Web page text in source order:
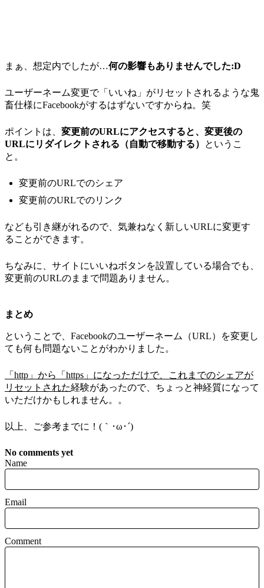
まぁ、想定内でしたが…何の影響もありませんでした:D
ユーザーネーム変更で「いいね」がリセットされるような鬼
畜仕様にFacebookがするはずないですからね。笑
ポイントは、 変更前のURLにアクセスすると、変更後の
URLにリダイレクトされる（自動で移動する）
というこ
と。
変更前のURLでのシェア
変更前のURLでのリンク
なども引き継がれるので、気兼ねなく新しいURLに変更す
ることができます。
ちなみに、サイトにいいねボタンを設置している場合でも、
変更前のURLのままで問題ありません。
まとめ
ということで、Facebookのユーザーネーム（URL）を変更し
ても何も問題ないことがわかりました。
「http」から「https」になっただけで、これまでのシェアが
リセットされた経験があったので、ちょっと神経質になって
いただけかもしれません。。
以上、ご参考までに！(｀･ω･´)ゞ
No comments yet
Name
Email
Comment